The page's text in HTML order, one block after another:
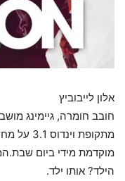
אלון לייבוביץ
מוקדמת מידי ביום
הילד? אותו ילד.